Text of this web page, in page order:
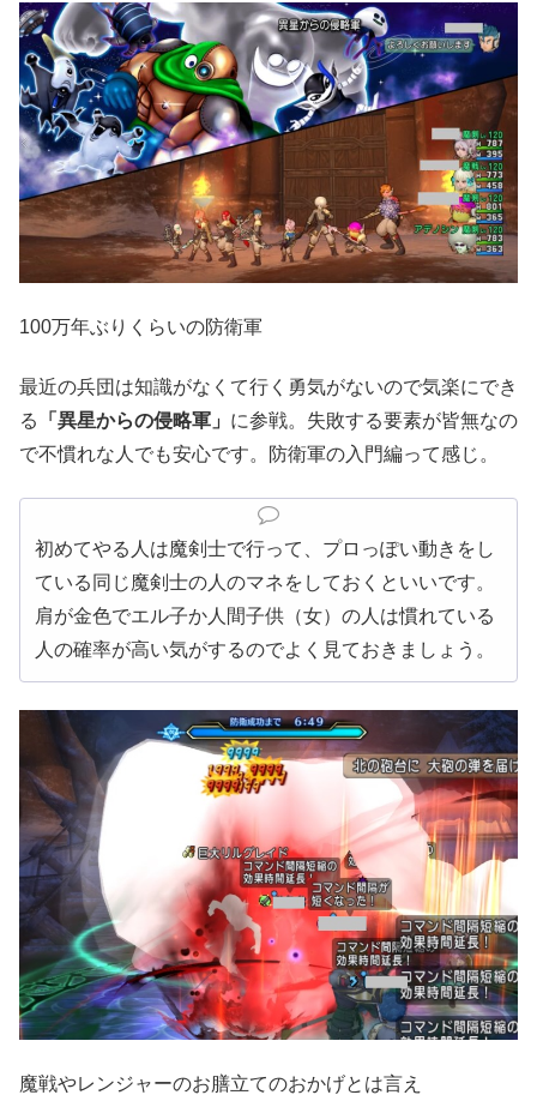
100万年ぶりくらいの防衛軍
最近の兵団は知識がなくて行く勇気がないので気楽にでき
る
「異星からの侵略軍」 に参戦。失敗する要素が皆無なの
で不慣れな人でも安心です。防衛軍の入門編って感じ。
初めてやる人は魔剣士で行って、プロっぽい動きをし
ている同じ魔剣士の人のマネをしておくといいです。
肩が金色でエル子か人間子供（女）の人は慣れている
人の確率が高い気がするのでよく見ておきましょう。
魔戦やレンジャーのお膳立てのおかげとは言え